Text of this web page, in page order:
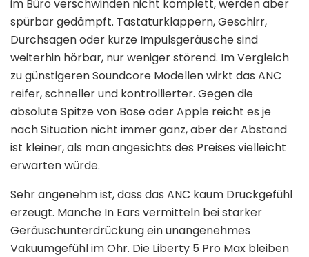
im Büro verschwinden nicht komplett, werden aber
spürbar gedämpft. Tastaturklappern, Geschirr,
Durchsagen oder kurze Impulsgeräusche sind
weiterhin hörbar, nur weniger störend. Im Vergleich
zu günstigeren Soundcore Modellen wirkt das ANC
reifer, schneller und kontrollierter. Gegen die
absolute Spitze von Bose oder Apple reicht es je
nach Situation nicht immer ganz, aber der Abstand
ist kleiner, als man angesichts des Preises vielleicht
erwarten würde.
Sehr angenehm ist, dass das ANC kaum Druckgefühl
erzeugt. Manche In Ears vermitteln bei starker
Geräuschunterdrückung ein unangenehmes
Vakuumgefühl im Ohr. Die Liberty 5 Pro Max bleiben